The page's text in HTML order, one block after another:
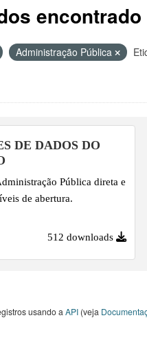
encontrado
Administração Pública
DE DADOS DO
Pública direta e
de abertura.
512 downloads
usando a API (veja